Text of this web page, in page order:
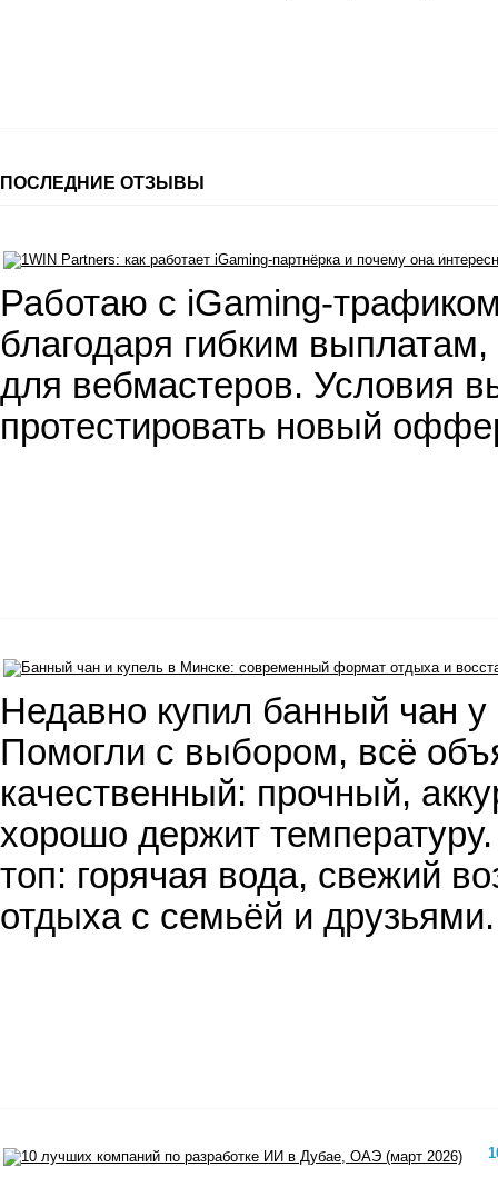
ПОСЛЕДНИЕ ОТЗЫВЫ
Работаю с iGaming-
благодаря гибким
для вебмастеров. Условия
протестировать новый
Недавно купил банный чан
Помогли с выбором, всё
качественный: прочный,
хорошо держит
топ: горячая вода, свежий
отдыха с семьёй и